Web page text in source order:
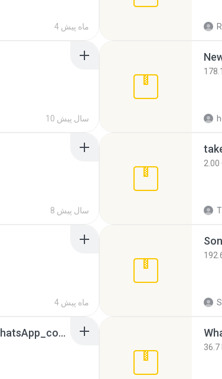
4 ماه پیش
10 سال پیش
8 سال پیش
2.00
4 ماه پیش
65536533_Conversa_do_WhatsApp_com_Meu_Esposo.zip
36.7